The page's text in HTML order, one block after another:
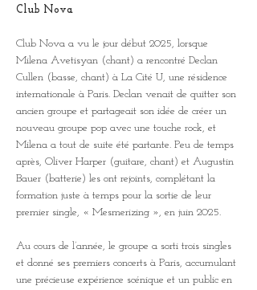
Club Nova
Club Nova a vu le jour début 2025, lorsque
Milena Avetisyan (chant) a rencontré Declan
Cullen (basse, chant) à La Cité U, une résidence
internationale à Paris. Declan venait de quitter son
ancien groupe et partageait son idée de créer un
nouveau groupe pop avec une touche rock, et
Milena a tout de suite été partante. Peu de temps
après, Oliver Harper (guitare, chant) et Augustin
Bauer (batterie) les ont rejoints, complétant la
formation juste à temps pour la sortie de leur
premier single, « Mesmerizing », en juin 2025.
Au cours de l’année, le groupe a sorti trois singles
et donné ses premiers concerts à Paris, accumulant
une précieuse expérience scénique et un public en